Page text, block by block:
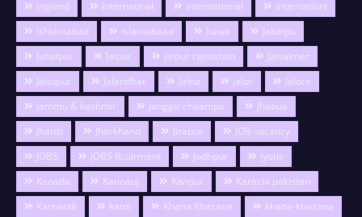
ingland
Internatinal international
Internationl
Ishlamabad
islamabaad Itawa
Jabalpu
Jabalpur
Jaipur jaipur rajasthan
Jaisalmer
Jaitupur
Jalandhar Jalna jalor
Jalore
jammu & kashmir
Janggir chaampa
Jhabua
Jhansi
Jharkhand Jirapur
JOB vacancy
JOBS
JOBS Rcuirment Jodhpur
jyotis
Kanada
Kannauj Kanpur
Karachi pakistan
Karnatak
katni Khana Khazana
khana-khazana